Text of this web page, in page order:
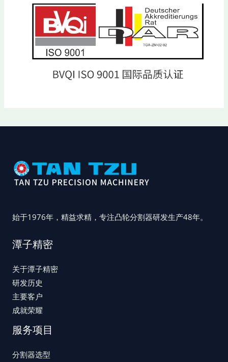
始于1976年，精益求精，专注凸轮分割器研发生产48年。
潭子精密
关于潭子精密
研发历史
主要客户
成就荣耀
服务项目
分割器选型